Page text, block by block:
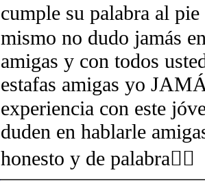
cumple su palabra al
mismo no dudo jamás
amigas y con todos
estafas amigas yo
experiencia con este
duden en hablarle
honesto y de palabra👍🏻